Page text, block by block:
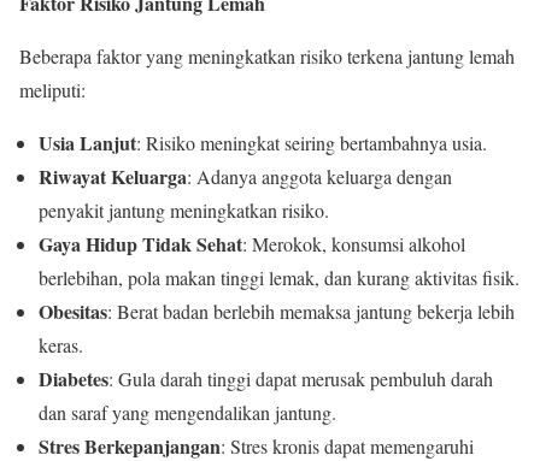
Beberapa faktor yang meningkatkan risiko terkena jantung lemah
meliputi:
Usia Lanjut: Risiko meningkat seiring bertambahnya usia.
Riwayat Keluarga: Adanya anggota keluarga dengan
penyakit jantung meningkatkan risiko.
Gaya Hidup Tidak Sehat: Merokok, konsumsi alkohol
berlebihan, pola makan tinggi lemak, dan kurang aktivitas fisik.
Obesitas: Berat badan berlebih memaksa jantung bekerja lebih
keras.
Diabetes: Gula darah tinggi dapat merusak pembuluh darah
dan saraf yang mengendalikan jantung.
Stres Berkepanjangan: Stres kronis dapat memengaruhi